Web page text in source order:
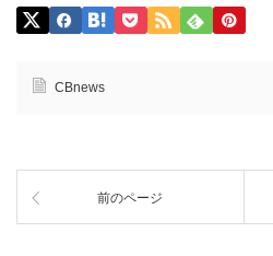
CBnews
前のページ